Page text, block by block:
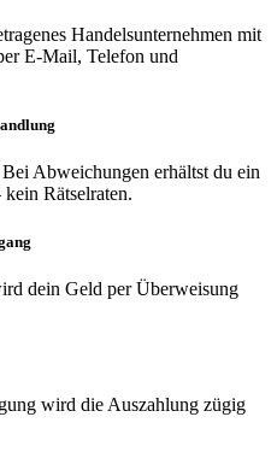
Handelsunternehmen mit
E-Mail, Telefon und
Abweichungen erhältst du ein
Rätselraten.
dein Geld per Überweisung
wird die Auszahlung zügig